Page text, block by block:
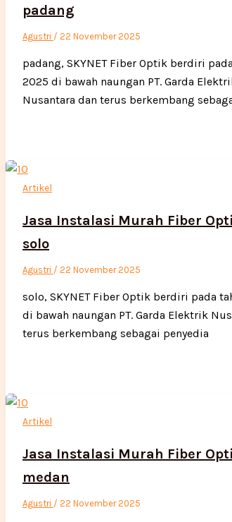
padang
Agustri / 22 November 2025
padang, SKYNET Fiber Optik berdiri
2025 di bawah naungan PT. Garda
Nusantara dan terus berkembang
Artikel
Jasa Instalasi Murah Fiber
solo
Agustri / 22 November 2025
solo, SKYNET Fiber Optik berdiri pada
di bawah naungan PT. Garda Elektrik
terus berkembang sebagai penyedia
Artikel
Jasa Instalasi Murah Fiber
medan
Agustri / 22 November 2025